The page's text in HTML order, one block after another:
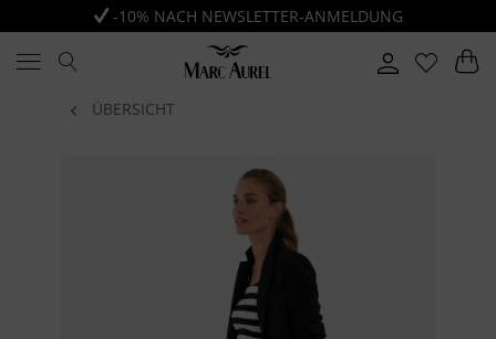
-10% NACH NEWSLETTER-ANMELDUNG
ÜBERSICHT